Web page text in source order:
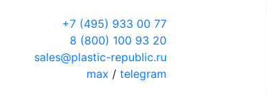
+7 (495) 933 00 77
8 (800) 100 93 20
sales@plastic-republic.ru
max / telegram